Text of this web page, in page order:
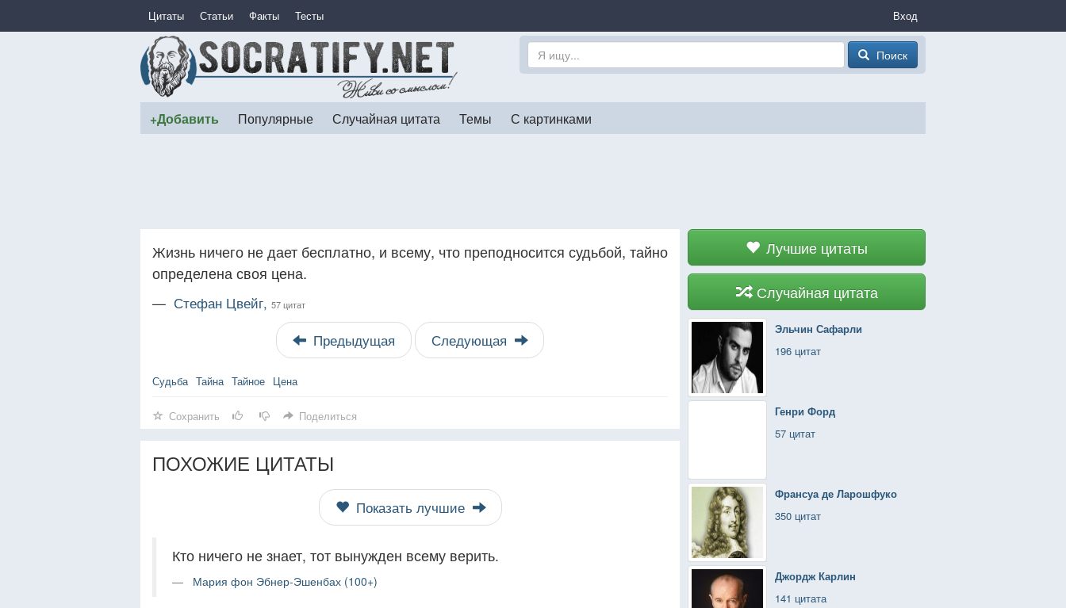
Цитаты Статьи Факты Тесты Вход
Поиск
+Добавить Популярные Случайная цитата Темы С картинками
Лучшие цитаты
Случайная цитата
Эльчин Сафарли
196 цитат
Генри Форд
57 цитат
Франсуа де Ларошфуко
350 цитат
Джордж Карлин
141 цитата
Жизнь ничего не дает бесплатно, и всему, что преподносится судьбой, тайно
определена своя цена.
— Стефан Цвейг, 57 цитат
Предыдущая Следующая
Судьба Тайна Тайное Цена
Сохранить Поделиться
ПОХОЖИЕ ЦИТАТЫ
Показать лучшие
Кто ничего не знает, тот вынужден всему верить.
Мария фон Эбнер-Эшенбах (100+)